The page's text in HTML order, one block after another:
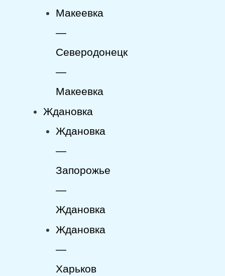
Макеевка
—
Северодонецк
—
Макеевка
Ждановка
Ждановка
—
Запорожье
—
Ждановка
Ждановка
—
Харьков